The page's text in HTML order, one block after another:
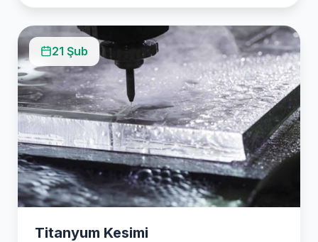
21 Şub
Titanyum Kesimi